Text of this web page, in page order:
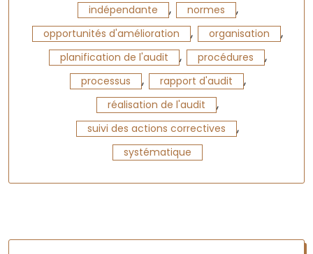
indépendante , normes ,
opportunités d'amélioration , organisation ,
planification de l'audit , procédures ,
processus , rapport d'audit ,
réalisation de l'audit ,
suivi des actions correctives ,
systématique